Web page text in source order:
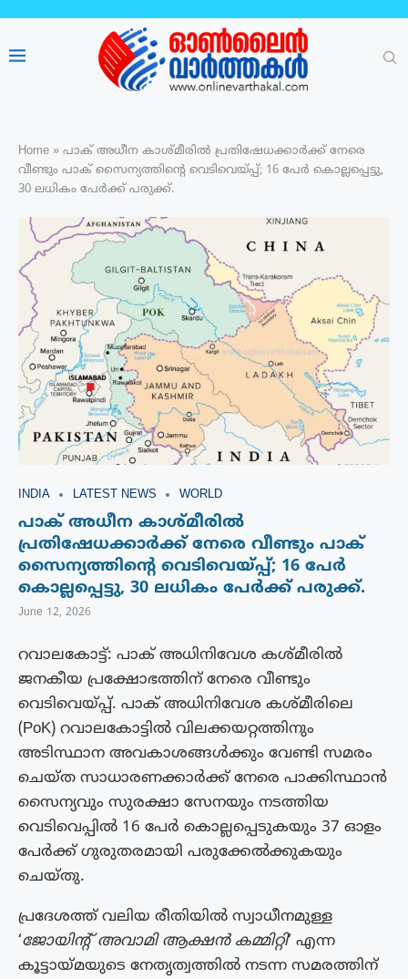
Home » പാക് അധീന കാശ്മീരിൽ പ്രതിഷേധക്കാർക്ക് നേരെ
വീണ്ടും പാക് സൈന്യത്തിന്റെ വെടിവെയ്പ്പ്; 16 പേർ കൊല്ലപ്പെട്ടു,
30 ലധികം പേർക്ക് പരുക്ക്.
INDIA LATEST NEWS WORLD
പാക് അധീന കാശ്മീരിൽ
പ്രതിഷേധക്കാർക്ക് നേരെ വീണ്ടും പാക്
സൈന്യത്തിന്റെ വെടിവെയ്പ്പ്; 16 പേർ
കൊല്ലപ്പെട്ടു, 30 ലധികം പേർക്ക് പരുക്ക്.
June 12, 2026
റവാലകോട്ട്: പാക് അധിനിവേശ കശ്മീരിൽ
ജനകീയ പ്രക്ഷോഭത്തിന് നേരെ വീണ്ടും
വെടിവെയ്പ്പ്. പാക് അധിനിവേശ കശ്മീരിലെ
(PoK) റവാലകോട്ടിൽ വിലക്കയറ്റത്തിനും
അടിസ്ഥാന അവകാശങ്ങൾക്കും വേണ്ടി സമരം
ചെയ്ത സാധാരണക്കാർക്ക് നേരെ പാക്കിസ്ഥാൻ
സൈന്യവും സുരക്ഷാ സേനയും നടത്തിയ
വെടിവെപ്പിൽ 16 പേർ കൊല്ലപ്പെടുകയും 37 ഓളം
പേർക്ക് ഗുരുതരമായി പരുക്കേൽക്കുകയും
ചെയ്തു.
പ്രദേശത്ത് വലിയ രീതിയിൽ സ്വാധീനമുള്ള
‘ജോയിന്റ് അവാമി ആക്ഷൻ കമ്മിറ്റി‘ എന്ന
കൂട്ടായ്മയുടെ നേതൃത്വത്തിൽ നടന്ന സമരത്തിന്